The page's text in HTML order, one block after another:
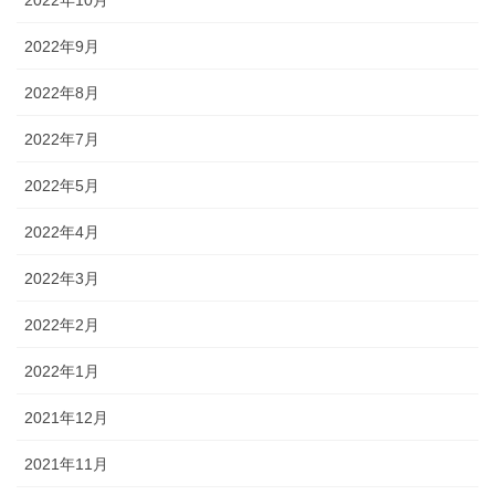
2022年9月
2022年8月
2022年7月
2022年5月
2022年4月
2022年3月
2022年2月
2022年1月
2021年12月
2021年11月